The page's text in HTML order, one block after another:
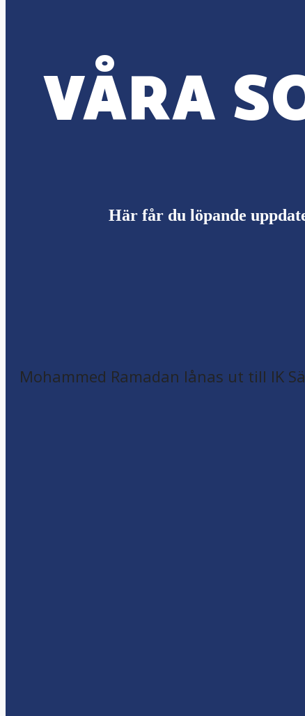
VÅRA
Här får du löpande
Mohammed Ramadan lånas ut till IK